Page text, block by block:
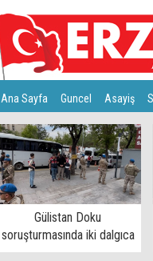
Ana Sayfa Guncel Asayiş
Türkiye Teknoloji
Gülistan Doku
soruşturmasında iki dalgıca
tutuklama